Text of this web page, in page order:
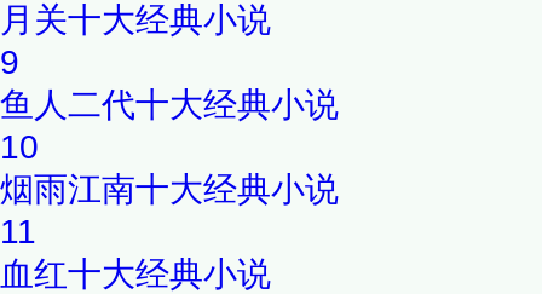
月关十大经典小说
9
鱼人二代十大经典小说
10
烟雨江南十大经典小说
11
血红十大经典小说